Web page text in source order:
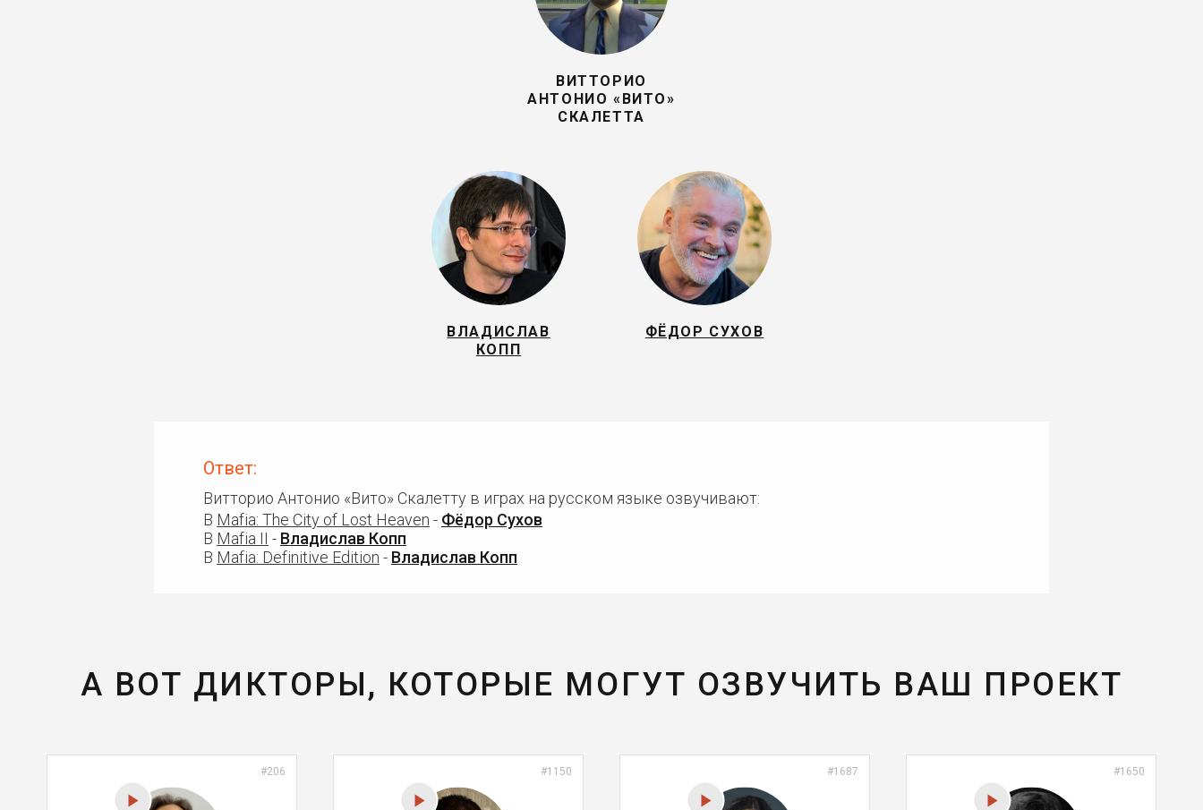
ВИТТОРИО
АНТОНИО «ВИТО»
СКАЛЕТТА
ВЛАДИСЛАВ
КОПП
ФЁДОР СУХОВ
Ответ:
Витторио Антонио «Вито» Скалетту в играх на русском языке озвучивают:
В Mafia: The City of Lost Heaven - Фёдор Сухов
В Mafia II - Владислав Копп
В Mafia: Definitive Edition - Владислав Копп
А ВОТ ДИКТОРЫ, КОТОРЫЕ МОГУТ ОЗВУЧИТЬ ВАШ ПРОЕКТ
#206 #1150 #1687 #1650